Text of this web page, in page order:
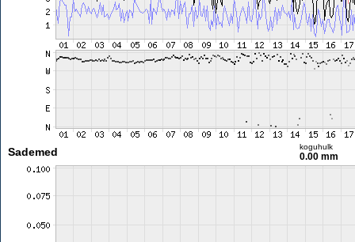
Sademed koguhulk
0.00 mm